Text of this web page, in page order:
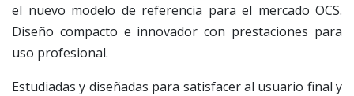
el nuevo modelo de referencia para el mercado OCS.
Diseño compacto e innovador con prestaciones para
uso profesional.
Estudiadas y diseñadas para satisfacer al usuario final y